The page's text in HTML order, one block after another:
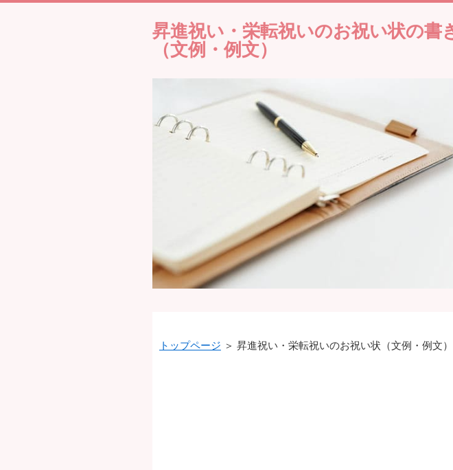
昇進祝い・栄転祝いのお祝い状の書
（文例・例文）
トップページ ＞ 昇進祝い・栄転祝いのお祝い状（文例・例文）